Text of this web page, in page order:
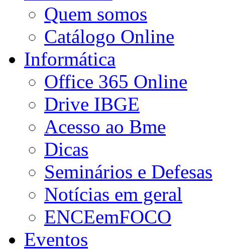
Quem somos
Catálogo Online
Informática
Office 365 Online
Drive IBGE
Acesso ao Bme
Dicas
Seminários e Defesas
Notícias em geral
ENCEemFOCO
Eventos